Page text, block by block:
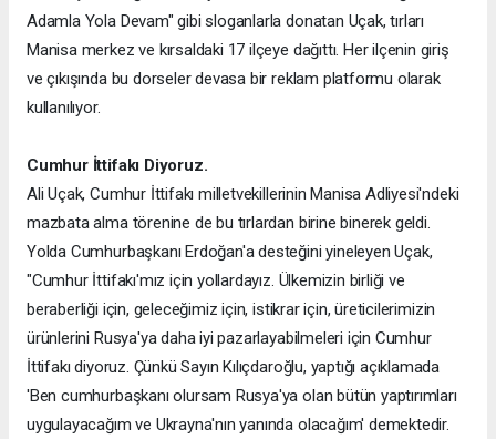
Adamla Yola Devam" gibi sloganlarla donatan Uçak, tırları
Manisa merkez ve kırsaldaki 17 ilçeye dağıttı. Her ilçenin giriş
ve çıkışında bu dorseler devasa bir reklam platformu olarak
kullanılıyor.
Cumhur İttifakı Diyoruz.
Ali Uçak, Cumhur İttifakı milletvekillerinin Manisa Adliyesi'ndeki
mazbata alma törenine de bu tırlardan birine binerek geldi.
Yolda Cumhurbaşkanı Erdoğan'a desteğini yineleyen Uçak,
"Cumhur İttifakı'mız için yollardayız. Ülkemizin birliği ve
beraberliği için, geleceğimiz için, istikrar için, üreticilerimizin
ürünlerini Rusya'ya daha iyi pazarlayabilmeleri için Cumhur
İttifakı diyoruz. Çünkü Sayın Kılıçdaroğlu, yaptığı açıklamada
'Ben cumhurbaşkanı olursam Rusya'ya olan bütün yaptırımları
uygulayacağım ve Ukrayna'nın yanında olacağım' demektedir.